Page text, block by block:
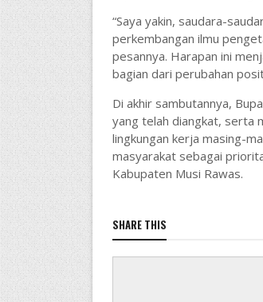
“Saya yakin, saudara-
perkembangan ilmu
pesannya. Harapan ini
bagian dari perubahan
Di akhir sambutannya,
yang telah diangkat, serta
lingkungan kerja masing-
masyarakat sebagai
Kabupaten Musi Rawas.
SHARE THIS